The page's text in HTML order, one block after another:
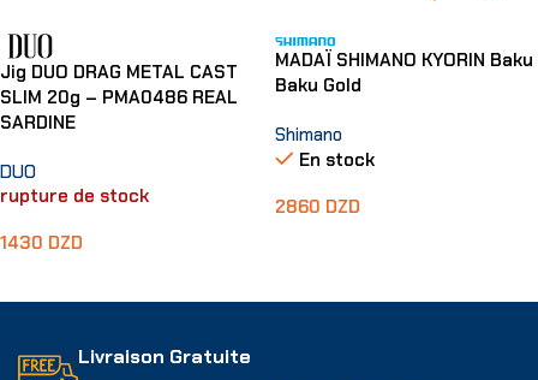
Jig DUO DRAG METAL CAST
SLIM 20g – PMA0486 REAL
SARDINE
DUO
rupture de stock
1430 DZD
MADAÏ SHIMANO KYORIN Baku
Baku Gold
Shimano
En stock
2860 DZD
Livraison Gratuite